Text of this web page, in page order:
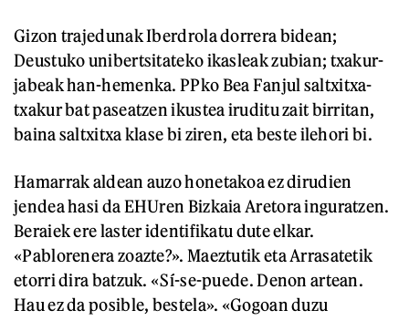
Gizon trajedunak Iberdrola dorrera bidean;
Deustuko unibertsitateko ikasleak zubian; txakur-
jabeak han-hemenka. PPko Bea Fanjul saltxitxa-
txakur bat paseatzen ikustea iruditu zait birritan,
baina saltxitxa klase bi ziren, eta beste ilehori bi.
Hamarrak aldean auzo honetakoa ez dirudien
jendea hasi da EHUren Bizkaia Aretora inguratzen.
Beraiek ere laster identifikatu dute elkar.
«Pablorenera zoazte?». Maeztutik eta Arrasatetik
etorri dira batzuk. «Sí-se-puede. Denon artean.
Hau ez da posible, bestela». «Gogoan duzu